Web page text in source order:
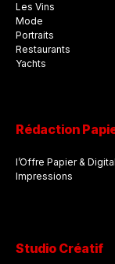
Les Vins
Mode
Portraits
Restaurants
Yachts
Rédaction
l’Offre Papier &
Impressions
Studio Créatif